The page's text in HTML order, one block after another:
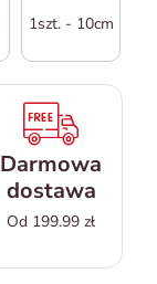
1szt. - 10cm
Darmowa
dostawa
Od 199.99 zł